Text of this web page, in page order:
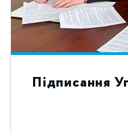
Підписання